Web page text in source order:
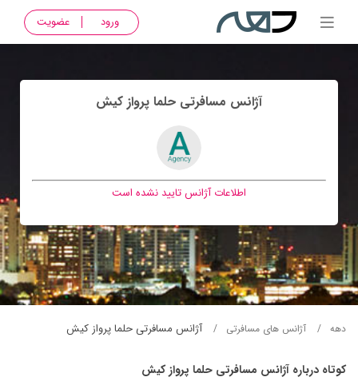
ورود عضویت
آژانس مسافرتی حلما پرواز کيش
اطلاعات آژانس تایید نشده است
دهه آژانس های مسافرتی آژانس مسافرتی حلما پرواز کيش
کوتاه درباره آژانس مسافرتی حلما پرواز کيش